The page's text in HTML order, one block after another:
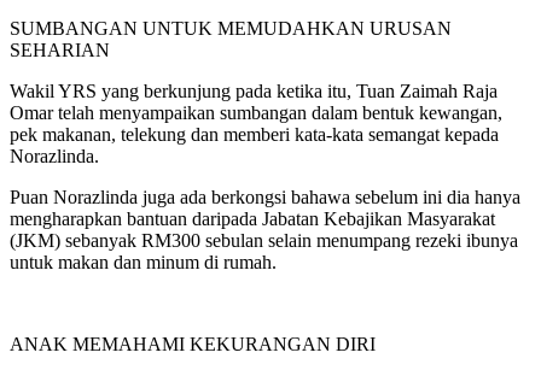
SUMBANGAN UNTUK MEMUDAHKAN URUSAN
SEHARIAN
Wakil YRS yang berkunjung pada ketika itu, Tuan Zaimah Raja
Omar telah menyampaikan sumbangan dalam bentuk kewangan,
pek makanan, telekung dan memberi kata-kata semangat kepada
Norazlinda.
Puan Norazlinda juga ada berkongsi bahawa sebelum ini dia hanya
mengharapkan bantuan daripada Jabatan Kebajikan Masyarakat
(JKM) sebanyak RM300 sebulan selain menumpang rezeki ibunya
untuk makan dan minum di rumah.
ANAK MEMAHAMI KEKURANGAN DIRI